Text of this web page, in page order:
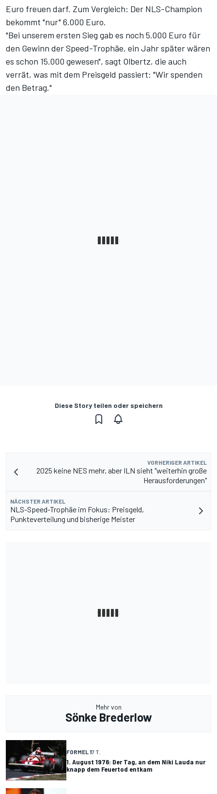
Euro freuen darf. Zum Vergleich: Der NLS-Champion
bekommt "nur" 6.000 Euro.
"Bei unserem ersten Sieg gab es noch 5.000 Euro für
den Gewinn der Speed-Trophäe, ein Jahr später wären
es schon 15.000 gewesen", sagt Olbertz, die auch
verrät, was mit dem Preisgeld passiert: "Wir spenden
den Betrag."
Diese Story teilen oder speichern
VORHERIGER ARTIKEL
2025 keine NES mehr, aber ILN sieht "weiterhin große
Herausforderungen"
NÄCHSTER ARTIKEL
NLS-Speed-Trophäe im Fokus: Preisgeld,
Punkteverteilung und bisherige Meister
Mehr von
Sönke Brederlow
FORMEL 17 T.
1. August 1976: Der Tag, an dem Niki Lauda nur
knapp dem Feuertod entkam